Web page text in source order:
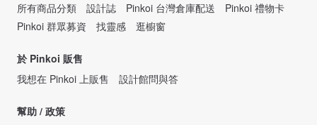
所有商品分類
設計誌 Pinkoi 台灣倉庫配送
Pinkoi 禮物卡
Pinkoi 群眾募資
找靈感 逛櫥窗
於 Pinkoi 販售
我想在 Pinkoi 上販售
設計館問與答
幫助 / 政策